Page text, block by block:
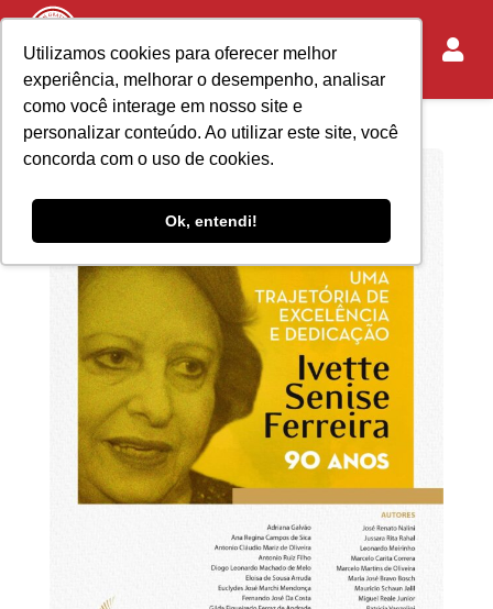
Utilizamos cookies para oferecer melhor
experiência, melhorar o desempenho, analisar
como você interage em nosso site e
personalizar conteúdo. Ao utilizar este site, você
concorda com o uso de cookies.
Ok, entendi!